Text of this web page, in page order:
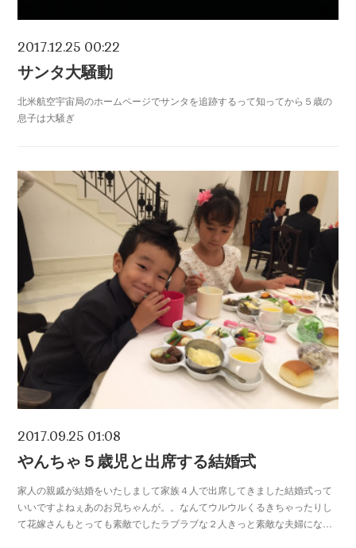
2017.12.25 00:22
サンタ大騒動
北米航空宇宙局のホームページでサンタを追跡するって知ってから５歳の
息子は大騒ぎ
2017.09.25 01:08
やんちゃ５歳児と出席する結婚式
家人の親戚が結婚をいたしまして家族４人で出席してきました結婚式って
いいですよねぇあのお兄ちゃんが。。なんてウルウルくるきちゃったりし
て花嫁さんもとっても素敵でしたラブラブな２人きっと素敵な夫婦にな…